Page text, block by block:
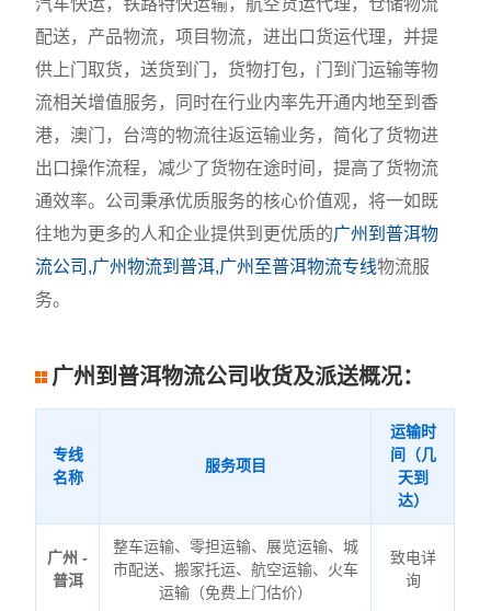
汽车快运，铁路特快运输，航空货运代理，仓储物流
配送，产品物流，项目物流，进出口货运代理，并提
供上门取货，送货到门，货物打包，门到门运输等物
流相关增值服务，同时在行业内率先开通内地至到香
港，澳门，台湾的物流往返运输业务，简化了货物进
出口操作流程，减少了货物在途时间，提高了货物流
通效率。公司秉承优质服务的核心价值观，将一如既
往地为更多的人和企业提供到更优质的广州到普洱物
流公司,广州物流到普洱,广州至普洱物流专线物流服
务。
广州到普洱物流公司收货及派送概况：
专线
名称
服务项目
运输时
间（几
天到
达）
广州 -
普洱
整车运输、零担运输、展览运输、城
市配送、搬家托运、航空运输、火车
运输（免费上门估价）
致电详
询